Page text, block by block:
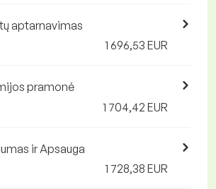
aptarnavimas
1 696,53 EUR
pramonė
1 704,42 EUR
ir Apsauga
1 728,38 EUR